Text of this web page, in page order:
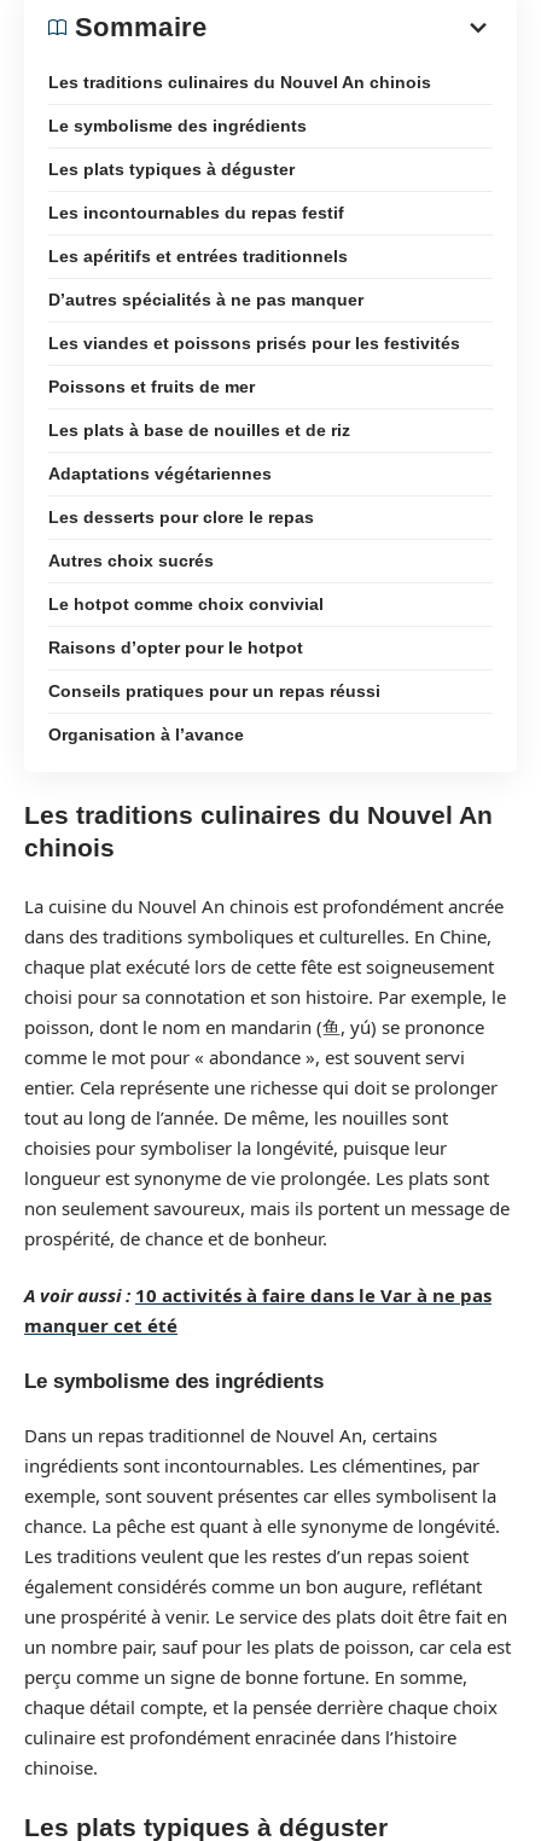
Sommaire
Les traditions culinaires du Nouvel An chinois
Le symbolisme des ingrédients
Les plats typiques à déguster
Les incontournables du repas festif
Les apéritifs et entrées traditionnels
D’autres spécialités à ne pas manquer
Les viandes et poissons prisés pour les festivités
Poissons et fruits de mer
Les plats à base de nouilles et de riz
Adaptations végétariennes
Les desserts pour clore le repas
Autres choix sucrés
Le hotpot comme choix convivial
Raisons d’opter pour le hotpot
Conseils pratiques pour un repas réussi
Organisation à l’avance
Les traditions culinaires du Nouvel An
chinois
La cuisine du Nouvel An chinois est profondément ancrée
dans des traditions symboliques et culturelles. En Chine,
chaque plat exécuté lors de cette fête est soigneusement
choisi pour sa connotation et son histoire. Par exemple, le
poisson, dont le nom en mandarin (鱼, yú) se prononce
comme le mot pour « abondance », est souvent servi
entier. Cela représente une richesse qui doit se prolonger
tout au long de l’année. De même, les nouilles sont
choisies pour symboliser la longévité, puisque leur
longueur est synonyme de vie prolongée. Les plats sont
non seulement savoureux, mais ils portent un message de
prospérité, de chance et de bonheur.
A voir aussi : 10 activités à faire dans le Var à ne pas
manquer cet été
Le symbolisme des ingrédients
Dans un repas traditionnel de Nouvel An, certains
ingrédients sont incontournables. Les clémentines, par
exemple, sont souvent présentes car elles symbolisent la
chance. La pêche est quant à elle synonyme de longévité.
Les traditions veulent que les restes d’un repas soient
également considérés comme un bon augure, reflétant
une prospérité à venir. Le service des plats doit être fait en
un nombre pair, sauf pour les plats de poisson, car cela est
perçu comme un signe de bonne fortune. En somme,
chaque détail compte, et la pensée derrière chaque choix
culinaire est profondément enracinée dans l’histoire
chinoise.
Les plats typiques à déguster